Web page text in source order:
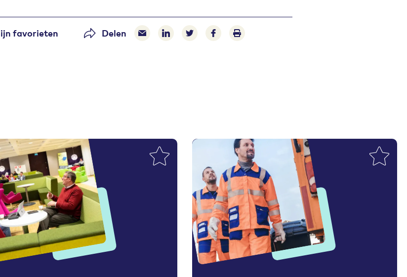
favorieten Delen Delen via e-mail
Delen via LinkedIn
Deel op Twitter
Deel op Facebook
Print pagina
aan favorieten Toevoegen aan favorieten